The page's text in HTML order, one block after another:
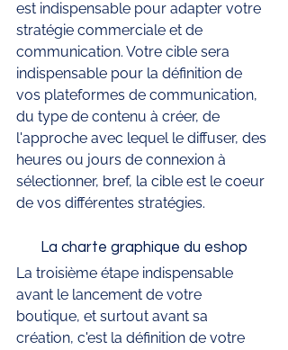
est indispensable pour adapter votre
stratégie commerciale et de
communication. Votre cible sera
indispensable pour la définition de
vos plateformes de communication,
du type de contenu à créer, de
l'approche avec lequel le diffuser, des
heures ou jours de connexion à
sélectionner, bref, la cible est le coeur
de vos différentes stratégies.
La charte graphique du eshop
La troisième étape indispensable
avant le lancement de votre
boutique, et surtout avant sa
création, c'est la définition de votre